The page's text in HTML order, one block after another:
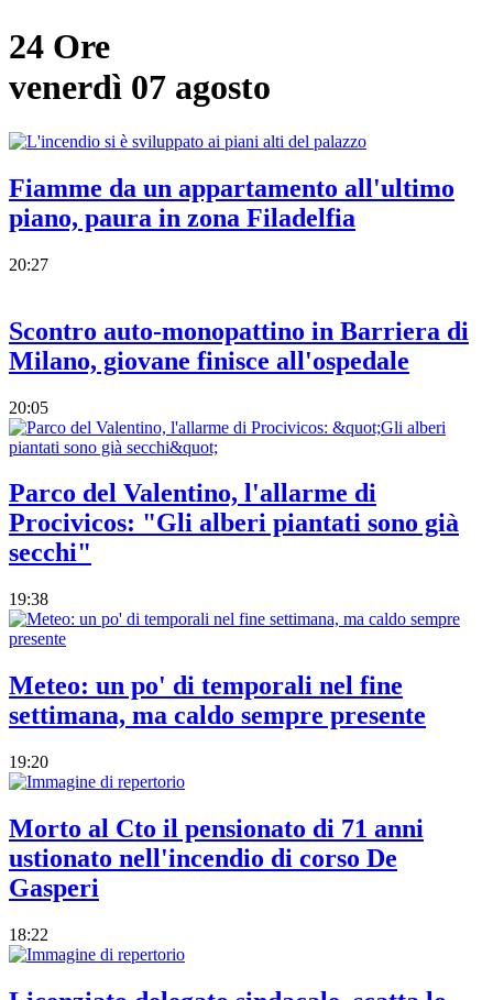
24 Ore
venerdì 07 agosto
Fiamme da un appartamento all'ultimo
piano, paura in zona Filadelfia
20:27
Scontro auto-monopattino in Barriera di
Milano, giovane finisce all'ospedale
20:05
Parco del Valentino, l'allarme di
Procivicos: "Gli alberi piantati sono già
secchi"
19:38
Meteo: un po' di temporali nel fine
settimana, ma caldo sempre presente
19:20
Morto al Cto il pensionato di 71 anni
ustionato nell'incendio di corso De
Gasperi
18:22